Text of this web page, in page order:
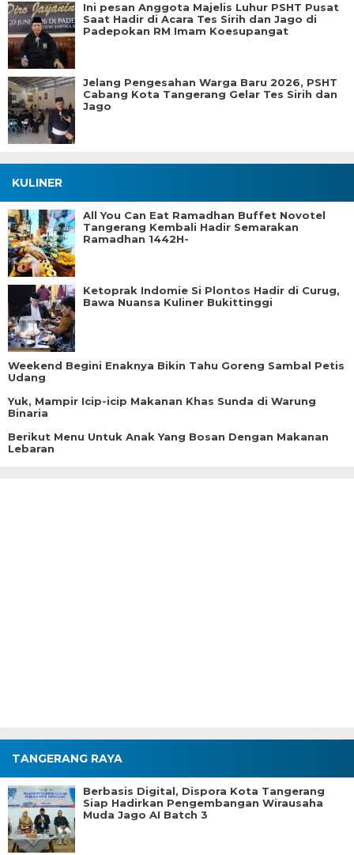
Ini pesan Anggota Majelis Luhur PSHT Pusat
Saat Hadir di Acara Tes Sirih dan Jago di
Padepokan RM Imam Koesupangat
Jelang Pengesahan Warga Baru 2026, PSHT
Cabang Kota Tangerang Gelar Tes Sirih dan
Jago
KULINER
All You Can Eat Ramadhan Buffet Novotel
Tangerang Kembali Hadir Semarakan
Ramadhan 1442H-
Ketoprak Indomie Si Plontos Hadir di Curug,
Bawa Nuansa Kuliner Bukittinggi
Weekend Begini Enaknya Bikin Tahu Goreng Sambal Petis
Udang
Yuk, Mampir Icip-icip Makanan Khas Sunda di Warung
Binaria
Berikut Menu Untuk Anak Yang Bosan Dengan Makanan
Lebaran
TANGERANG RAYA
Berbasis Digital, Dispora Kota Tangerang
Siap Hadirkan Pengembangan Wirausaha
Muda Jago AI Batch 3